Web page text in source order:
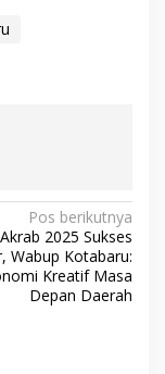
Pos berikutnya
2025 Sukses
Wabup Kotabaru:
Kreatif Masa
Depan Daerah